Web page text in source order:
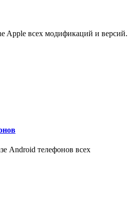
Apple всех модификаций и версий.
Android телефонов всех